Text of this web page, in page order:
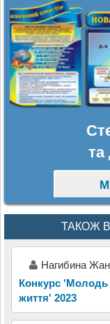
та
ТАКОЖ
Нагибина
Конкурс 'Молодь
життя' 2023